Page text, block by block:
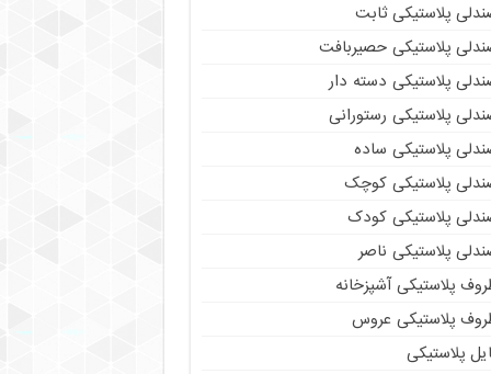
پلاستیکی ثابت
پلاستیکی حصیربافت
پلاستیکی دسته دار
پلاستیکی رستورانی
پلاستیکی ساده
پلاستیکی کوچک
پلاستیکی کودک
پلاستیکی ناصر
پلاستیکی آشپزخانه
پلاستیکی عروس
پلاستیکی